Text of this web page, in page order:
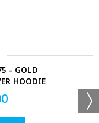
- GOLD
HOODIE